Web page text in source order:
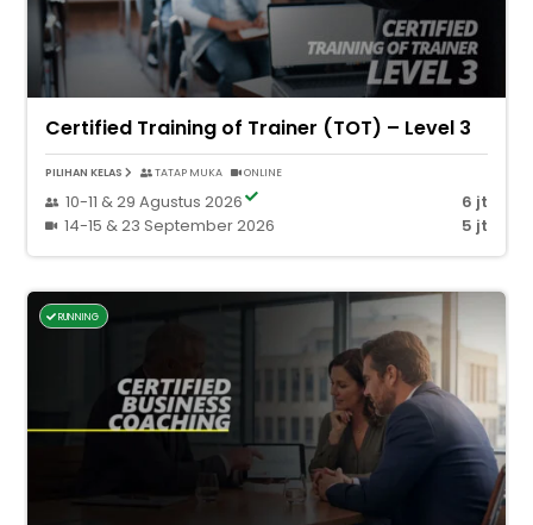
Certified Training of Trainer (TOT) – Level 3
PILIHAN KELAS TATAP MUKA ONLINE
10-11 & 29 Agustus 2026
6 jt
14-15 & 23 September 2026
5 jt
RUNNING